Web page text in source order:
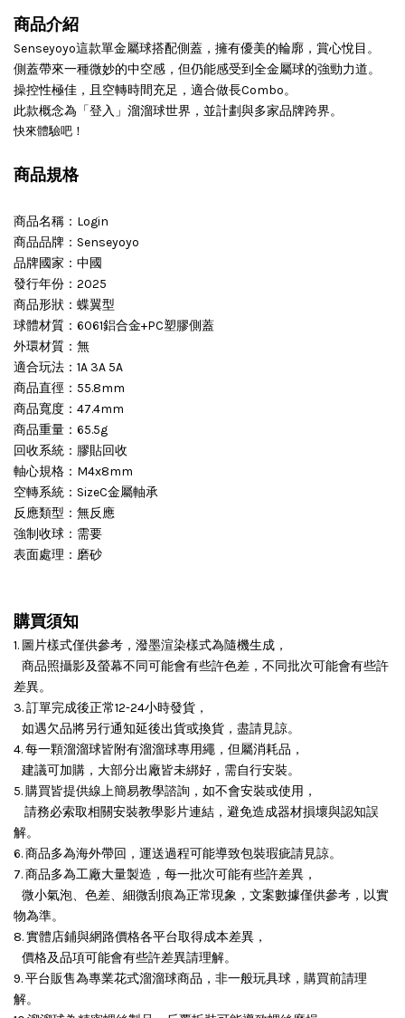
商品介紹
Senseyoyo這款單金屬球搭配側蓋，擁有優美的輪廓，賞心悅目。
側蓋帶來一種微妙的中空感，但仍能感受到全金屬球的強勁力道。
操控性極佳，且空轉時間充足，適合做長Combo。
此款概念為「登入」溜溜球世界，並計劃與多家品牌跨界。
快來體驗吧！
商品規格
商品名稱：Login
商品品牌：Senseyoyo
品牌國家：中國
發行年份：2025
商品形狀：蝶翼型
球體材質：6061鋁合金+PC塑膠側蓋
外環材質：無
適合玩法：1A 3A 5A
商品直徑：55.8mm
商品寬度：47.4mm
商品重量：65.5g
回收系統：膠貼回收
軸心規格：M4x8mm
空轉系統：SizeC金屬軸承
反應類型：無反應
強制收球：需要
表面處理：磨砂
購買須知
1. 圖片樣式僅供參考，潑墨渲染樣式為隨機生成，
商品照攝影及螢幕不同可能會有些許色差，不同批次可能會有些許
差異。
3. 訂單完成後正常12-24小時發貨，
如遇欠品將另行通知延後出貨或換貨，盡請見諒。
4. 每一顆溜溜球皆附有溜溜球專用繩，但屬消耗品，
建議可加購，大部分出廠皆未綁好，需自行安裝。
5. 購買皆提供線上簡易教學諮詢，如不會安裝或使用，
請務必索取相關安裝教學影片連結，避免造成器材損壞與認知誤
解。
6. 商品多為海外帶回，運送過程可能導致包裝瑕疵請見諒。
7. 商品多為工廠大量製造，每一批次可能有些許差異，
微小氣泡、色差、細微刮痕為正常現象，文案數據僅供參考，以實
物為準。
8. 實體店鋪與網路價格各平台取得成本差異，
價格及品項可能會有些許差異請理解。
9. 平台販售為專業花式溜溜球商品，非一般玩具球，購買前請理
解。